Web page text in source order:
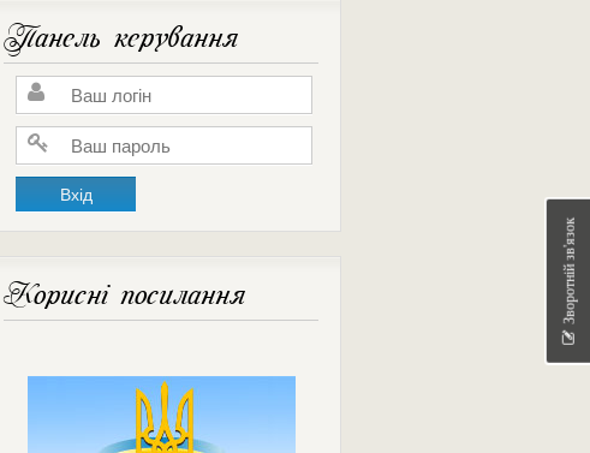
Панель керування
Корисні посилання Зворотній зв'язок